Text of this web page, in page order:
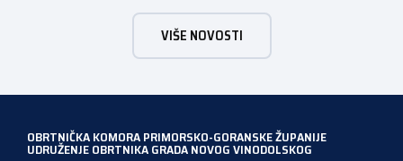
Primorsko-goranske županije mogu sudjelovati u grupnoj
nabavi opreme solarnih elektrana te si tako osigurati
brojne pogodnosti koje povećavaju isplativost ulaganja u
VIŠE NOVOSTI
OBRTNIČKA KOMORA PRIMORSKO-GORANSKE ŽUPANIJE
UDRUŽENJE OBRTNIKA GRADA NOVOG VINODOLSKOG